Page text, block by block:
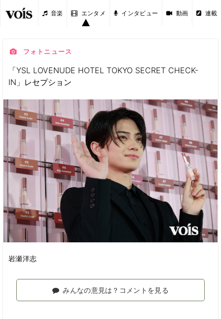
音楽 エンタメ インタビュー 動画 連載
フォトニュース
「YSL LOVENUDE HOTEL TOKYO SECRET CHECK-
IN」レセプション
岩瀬洋志
みんなの意見は？コメントを見る